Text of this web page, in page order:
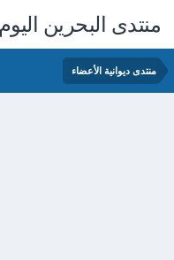
منتدى البحرين اليوم
منتدى ديوانية الأعضاء